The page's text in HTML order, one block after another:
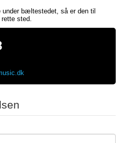
bæltestedet, så er den til
sted.